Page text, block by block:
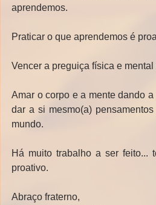
aprendemos.
Praticar o que aprendemos é
Vencer a preguiça física e mental
Amar o corpo e a mente dando
dar a si mesmo(a)
mundo.
Há muito trabalho a ser feito...
proativo.
Abraço fraterno,